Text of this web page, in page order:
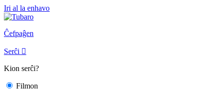
Iri al la enhavo
Ĉefpaĝen
Serĉi 
Kion serĉi?
Filmon